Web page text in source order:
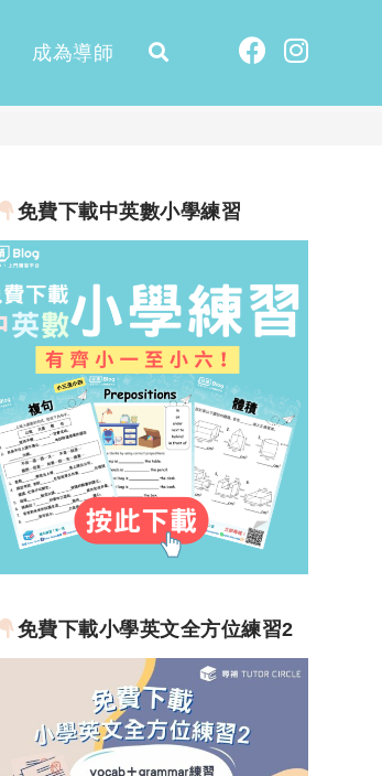
成為導師
免費下載中英數小學練習
免費下載小學英文全方位練習2